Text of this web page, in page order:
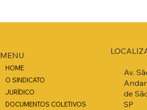
MENU
HOME
O SINDICATO
JURÍDICO
DOCUMENTOS COLETIVOS
Av.
de
SP